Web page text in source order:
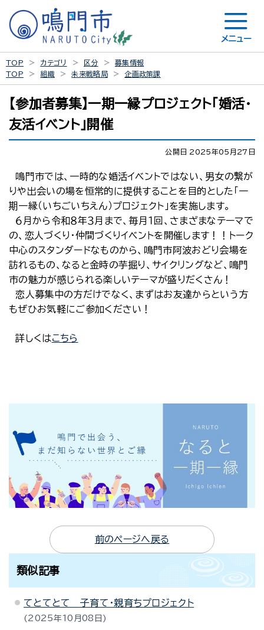
メニュー
TOP カテゴリ 区分
募集情報
TOP
組織 未来戦略局 企画政策課
【参加者募集】一期一縁プロジェクト「婚活・
友活イベント」開催
公開日 2025年05月27日
鳴門市では、一時的な婚活イベントではない、男女の繋が
りや出会いの場を恒常的に提供することを目的とした「一
期一縁（いちごいちえん）プロジェクト」を実施します。
６月から令和８年３月まで、毎月１回、さまざまなテーマで
の、恋人づくり・仲間づくりイベントを開催します！！トーク
中心のスタンダードなものから、鳴門市阿波おどり会場を
訪れるもの、なると金時の芋掘り、サイクリングなど、鳴門
市の魅力が感じられる楽しいテーマが盛りだくさん！
恋人募集中の方だけでなく、まずはお友達からという方
もぜひお気軽にご参加ください！
詳しくはこちら
前のページへ戻る
類似記事
てとてとて 子育て・親育ちプロジェクト
2025年10月08日